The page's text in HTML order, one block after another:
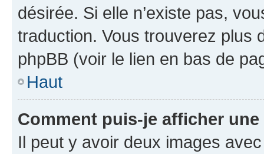
désirée. Si elle n’existe pas,
traduction. Vous trouverez plus
phpBB (voir le lien en bas de
Haut
Comment puis-je afficher
Il peut y avoir deux images